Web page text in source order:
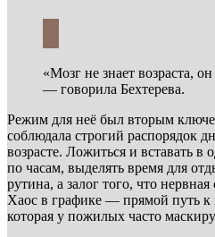
«Мозг не знает возраста,
— говорила Бехтерева.
Режим для неё был вторым
соблюдала строгий распорядок
возрасте. Ложиться и вставать в
по часам, выделять время для
рутина, а залог того, что
Хаос в графике — прямой путь к
которая у пожилых часто